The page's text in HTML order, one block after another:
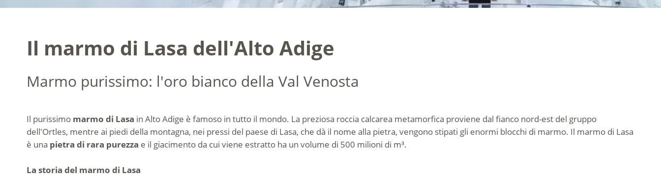
Il marmo di Lasa dell'Alto Adige
Marmo purissimo: l'oro bianco della Val Venosta
Il purissimo marmo di Lasa in Alto Adige è famoso in tutto il mondo. La preziosa roccia calcarea metamorfica proviene dal fianco nord-est del gruppo
dell'Ortles, mentre ai piedi della montagna, nei pressi del paese di Lasa, che dà il nome alla pietra, vengono stipati gli enormi blocchi di marmo. Il marmo di Lasa
è una pietra di rara purezza e il giacimento da cui viene estratto ha un volume di 500 milioni di m³.
La storia del marmo di Lasa